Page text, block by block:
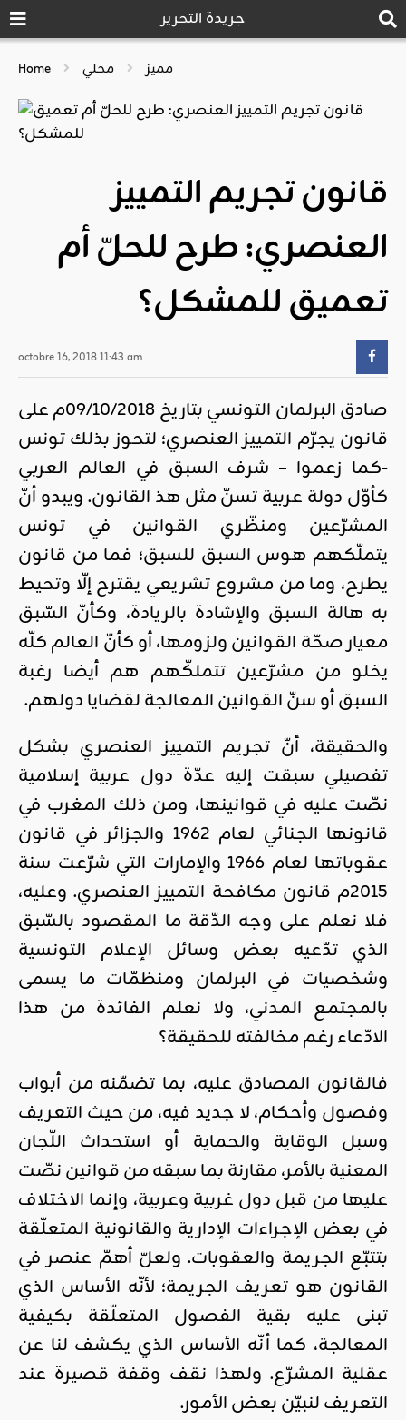
جريدة التحرير
Home مميز محلي
قانون تجريم التمييز
العنصري: طرح للحلّ أم
تعميق للمشكل؟
octobre 16, 2018 11:43 am
صادق البرلمان التونسي بتاريخ 09/10/2018م على
قانون يجرّم التمييز العنصري؛ لتحوز بذلك تونس
-كما زعموا – شرف السبق في العالم العربي
كأوّل دولة عربية تسنّ مثل هذ القانون. ويبدو أنّ
المشرّعين ومنظّري القوانين في تونس
يتملّكهم هوس السبق للسبق؛ فما من قانون
يطرح، وما من مشروع تشريعي يقترح إلّا وتحيط
به هالة السبق والإشادة بالريادة، وكأنّ السّبق
معيار صحّة القوانين ولزومها، أو كأنّ العالم كلّه
يخلو من مشرّعين تتملكّهم هم أيضا رغبة
السبق أو سنّ القوانين المعالجة لقضايا دولهم.
والحقيقة، أنّ تجريم التمييز العنصري بشكل
تفصيلي سبقت إليه عدّة دول عربية إسلامية
نصّت عليه في قوانينها، ومن ذلك المغرب في
قانونها الجنائي لعام 1962 والجزائر في قانون
عقوباتها لعام 1966 والإمارات التي شرّعت سنة
2015م قانون مكافحة التمييز العنصري. وعليه،
فلا نعلم على وجه الدّقة ما المقصود بالسّبق
الذي تدّعيه بعض وسائل الإعلام التونسية
وشخصيات في البرلمان ومنظمّات ما يسمى
بالمجتمع المدني، ولا نعلم الفائدة من هذا
الادّعاء رغم مخالفته للحقيقة؟
فالقانون المصادق عليه، بما تضمّنه من أبواب
وفصول وأحكام، لا جديد فيه، من حيث التعريف
وسبل الوقاية والحماية أو استحداث اللّجان
المعنية بالأمر، مقارنة بما سبقه من قوانين نصّت
عليها من قبل دول غربية وعربية، وإنما الاختلاف
في بعض الإجراءات الإدارية والقانونية المتعلّقة
بتتبّع الجريمة والعقوبات. ولعلّ أهمّ عنصر في
القانون هو تعريف الجريمة؛ لأنّه الأساس الذي
تبنى عليه بقية الفصول المتعلّقة بكيفية
المعالجة، كما أنّه الأساس الذي يكشف لنا عن
عقلية المشرّع. ولهذا نقف وقفة قصيرة عند
التعريف لنبيّن بعض الأمور.